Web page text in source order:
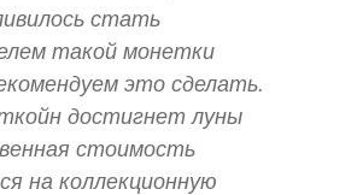
стать
такой монетки
это сделать.
достигнет луны
стоимость
на коллекционную